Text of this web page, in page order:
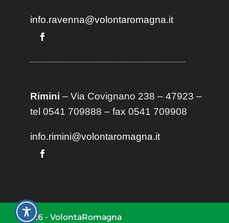
info.ravenna@volontaromagna.it
Rimini – Via Covignano 238 – 47923 –
tel 0541 709888 – fax 0541 709908
info.rimini@volontaromagna.it
2026 - VolontaRomagna